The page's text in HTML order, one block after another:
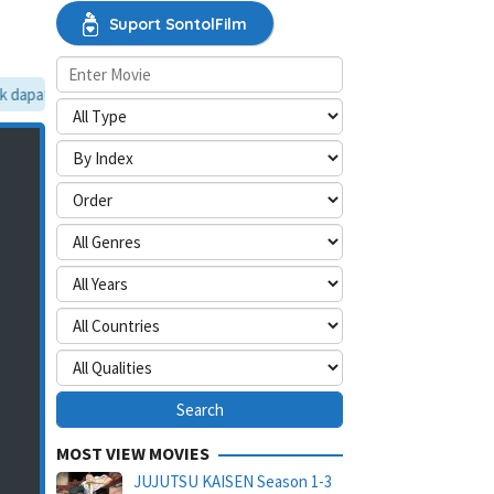
dilewati, silakan aktifkan mode situs desktop.
Suport SontolFilm
MOST VIEW MOVIES
JUJUTSU KAISEN Season 1-3